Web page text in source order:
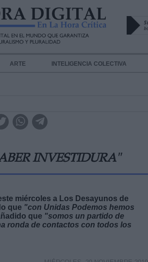
ARTE INTELIGENCIA COLECTIVA
INVESTIDURA"
miércoles a Los Desayunos de
que "con Unidas Podemos hemos
que "somos un partido de
ronda de contactos con todos los